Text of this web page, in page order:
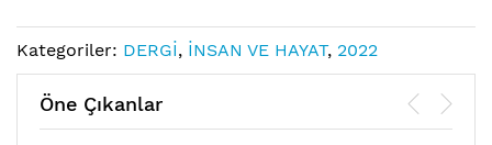
Kategoriler: DERGİ, İNSAN VE HAYAT, 2022
Öne Çıkanlar